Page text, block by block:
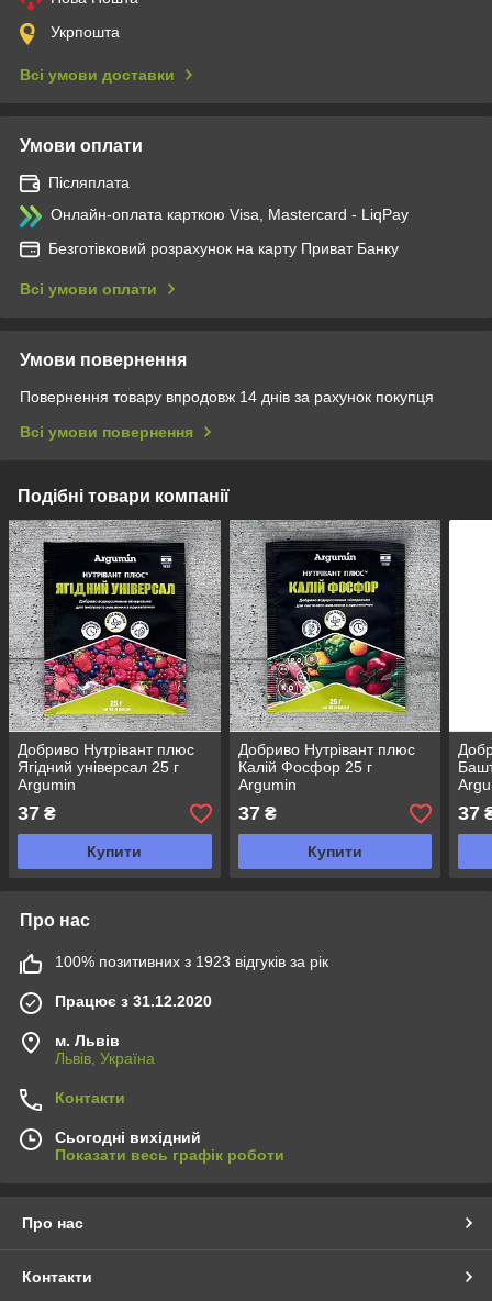
Укрпошта
Всі умови доставки
Умови оплати
Післяплата
Онлайн-оплата карткою Visa, Mastercard - LiqPay
Безготівковий розрахунок на карту Приват Банку
Всі умови оплати
Умови повернення
Повернення товару впродовж 14 днів за рахунок покупця
Всі умови повернення
Подібні товари компанії
Добриво Нутрівант плюс
Ягідний універсал 25 г
Argumin
37 ₴
Купити
Добриво Нутрівант плюс
Калій Фосфор 25 г
Argumin
37₴
Купити
37
Про нас
100% позитивних з 1923 відгуків за рік
Працює з 31.12.2020
м. Львів
Львів, Україна
Контакти
Сьогодні вихідний
Показати весь графік роботи
Про нас
Контакти